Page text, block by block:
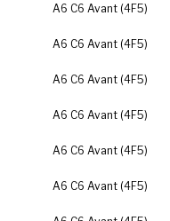
A6 C6 Avant (4F5)
A6 C6 Avant (4F5)
A6 C6 Avant (4F5)
A6 C6 Avant (4F5)
A6 C6 Avant (4F5)
A6 C6 Avant (4F5)